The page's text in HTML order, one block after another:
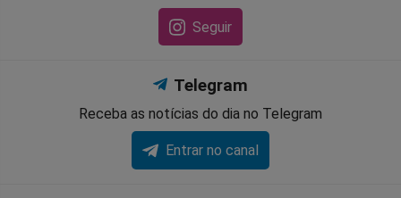
Seguir
Telegram
Receba as notícias do dia no Telegram
Entrar no canal